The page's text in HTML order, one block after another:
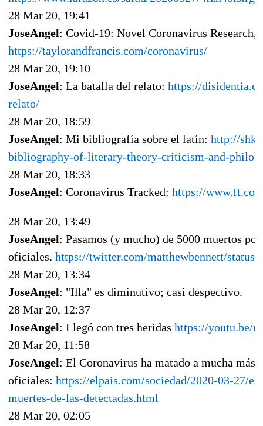
28 Mar 20, 19:41
JoseAngel: Covid-19: Novel Coronavirus Research,
https://taylorandfrancis.com/coronavirus/
28 Mar 20, 19:10
JoseAngel: La batalla del relato: https://
relato/
28 Mar 20, 18:59
JoseAngel: Mi bibliografía sobre el latín: http://
bibliography-of-literary-theory-criticism-and-
28 Mar 20, 18:33
JoseAngel: Coronavirus Tracked: https://
28 Mar 20, 13:49
JoseAngel: Pasamos (y mucho) de 5000 muertos
oficiales. https://twitter.com/matthewbennett/status/
28 Mar 20, 13:34
JoseAngel: "Illa" es diminutivo; casi despectivo.
28 Mar 20, 12:37
JoseAngel: Llegó con tres heridas https://youtu.be/
28 Mar 20, 11:58
JoseAngel: El Coronavirus ha matado a mucha más
oficiales: https://elpais.com/sociedad/2020-03-27/
muertes-de-las-detectadas.html
28 Mar 20, 02:05